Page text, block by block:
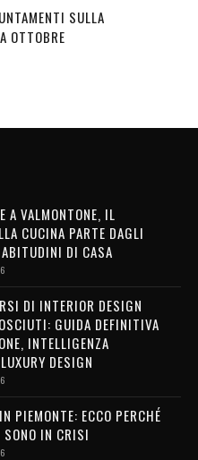
SULLA
OTTOBRE
A VALMONTONE, IL
CUCINA PARTE DAGLI
DI CASA
DI INTERIOR DESIGN
GUIDA DEFINITIVA
INTELLIGENZA
DESIGN
PIEMONTE: ECCO PERCHÉ
IN CRISI